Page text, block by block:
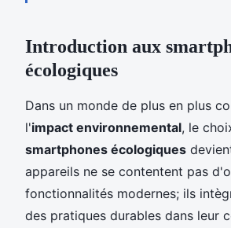
Introduction aux
écologiques
Dans un monde de plus en plus
l'impact environnemental, le
smartphones écologiques
appareils ne se contentent pas
fonctionnalités modernes; ils
des pratiques durables dans leur